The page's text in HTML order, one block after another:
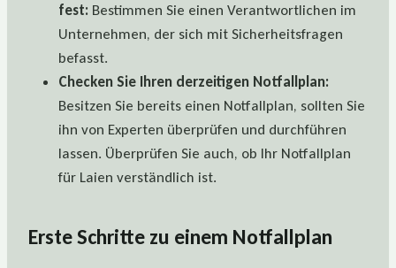
fest: Bestimmen Sie einen Verantwortlichen im
Unternehmen, der sich mit Sicherheitsfragen
befasst.
Checken Sie Ihren derzeitigen Notfallplan:
Besitzen Sie bereits einen Notfallplan, sollten Sie
ihn von Experten überprüfen und durchführen
lassen. Überprüfen Sie auch, ob Ihr Notfallplan
für Laien verständlich ist.
Erste Schritte zu einem Notfallplan